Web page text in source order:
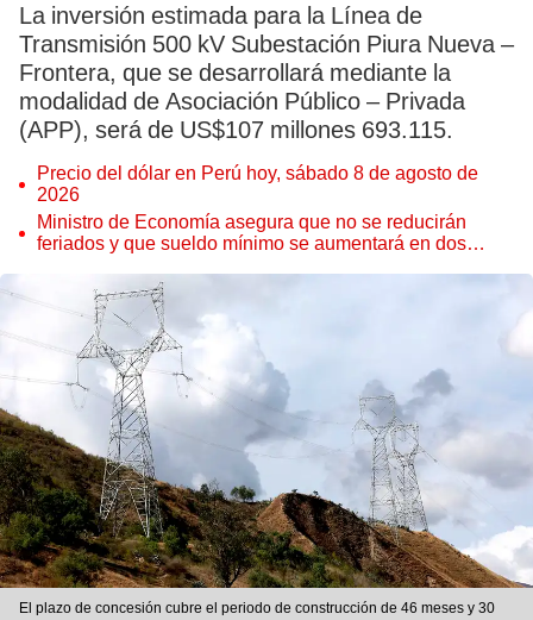
La inversión estimada para la Línea de
Transmisión 500 kV Subestación Piura Nueva –
Frontera, que se desarrollará mediante la
modalidad de Asociación Público – Privada
(APP), será de US$107 millones 693.115.
Precio del dólar en Perú hoy, sábado 8 de agosto de
2026
Ministro de Economía asegura que no se reducirán
feriados y que sueldo mínimo se aumentará en dos
El plazo de concesión cubre el periodo de construcción de 46 meses y 30